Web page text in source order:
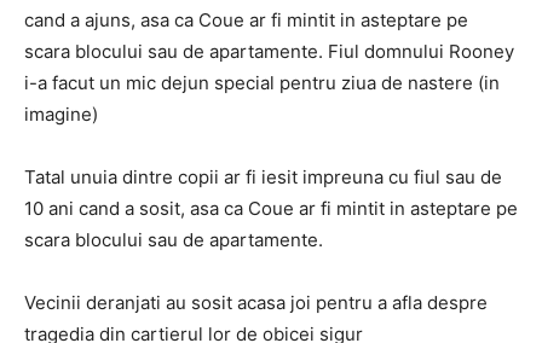
cand a ajuns, asa ca Coue ar fi mintit in asteptare pe
scara blocului sau de apartamente. Fiul domnului Rooney
i-a facut un mic dejun special pentru ziua de nastere (in
imagine)
Tatal unuia dintre copii ar fi iesit impreuna cu fiul sau de
10 ani cand a sosit, asa ca Coue ar fi mintit in asteptare pe
scara blocului sau de apartamente.
Vecinii deranjati au sosit acasa joi pentru a afla despre
tragedia din cartierul lor de obicei sigur